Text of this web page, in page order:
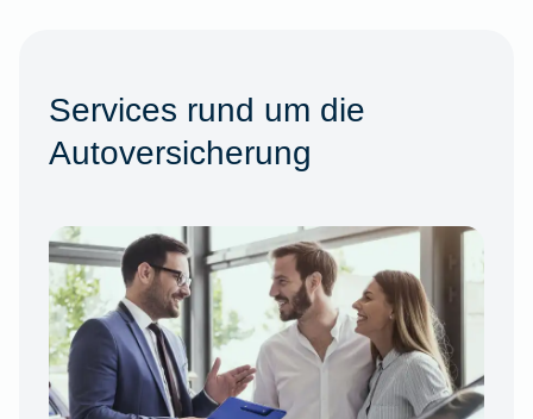
Services rund um die
Autoversicherung